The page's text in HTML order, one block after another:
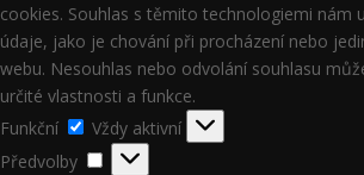
cookies. Souhlas s těmito technologiemi nám
údaje, jako je chování při procházení nebo
webu. Nesouhlas nebo odvolání souhlasu
určité vlastnosti a funkce.
Funkční
Funkční
Vždy aktivní
Předvolby
Předvolby